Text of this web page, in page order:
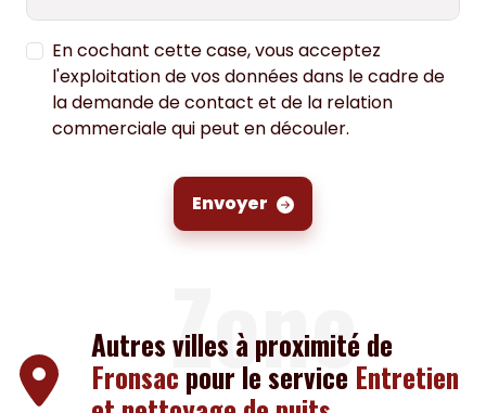
En cochant cette case, vous acceptez
l'exploitation de vos données dans le cadre de
la demande de contact et de la relation
commerciale qui peut en découler.
Envoyer
Zone
Autres villes à proximité de
Fronsac pour le service Entretien